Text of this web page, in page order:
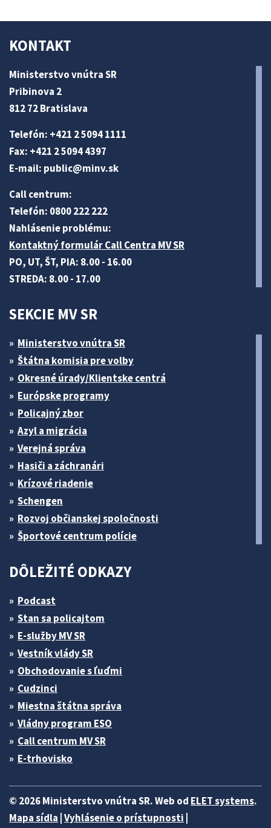
KONTAKT
Ministerstvo vnútra SR
Pribinova 2
812 72 Bratislava
Telefón: +421 2 5094 1111
Fax: +421 2 5094 4397
E-mail: public@minv.sk
Call centrum:
Telefón: 0800 222 222
Nahlásenie problému:
Kontaktný formulár Call Centra MV SR
PO, UT, ŠT, PIA: 8.00 - 16.00
STREDA: 8.00 - 17.00
SEKCIE MV SR
Ministerstvo vnútra SR
Štátna komisia pre volby
Okresné úrady/Klientske centrá
Európske programy
Policajný zbor
Azyl a migrácia
Verejná správa
Hasiči a záchranári
Krízové riadenie
Schengen
Rozvoj občianskej spoločnosti
Športové centrum polície
DÔLEŽITÉ ODKAZY
Podcast
Stan sa policajtom
E-služby MV SR
Vestník vlády SR
Obchodovanie s ľuďmi
Cudzinci
Miestna štátna správa
Vládny program ESO
Call centrum MV SR
E-trhovisko
© 2026 Ministerstvo vnútra SR. Web od ELET systems.
Mapa sídla Vyhlásenie o prístupnosti